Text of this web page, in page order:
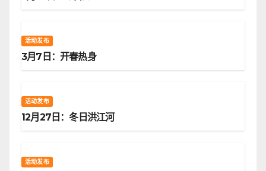
活动发布
3月7日：开春热身
活动发布
12月27日：冬日洪江河
活动发布